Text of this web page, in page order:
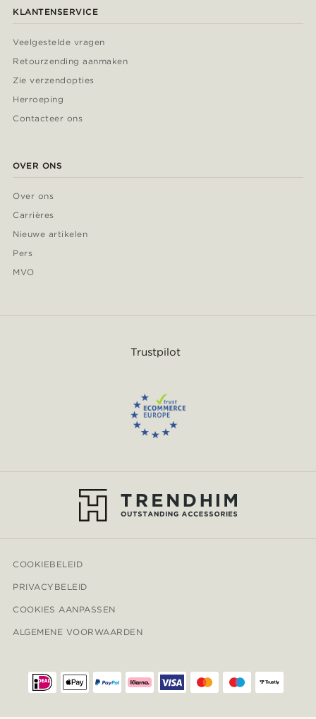
KLANTENSERVICE
Veelgestelde vragen
Retourzending aanmaken
Zie verzendopties
Herroeping
Contacteer ons
OVER ONS
Over ons
Carrières
Nieuwe artikelen
Pers
MVO
Trustpilot
COOKIEBELEID
PRIVACYBELEID
COOKIES AANPASSEN
ALGEMENE VOORWAARDEN